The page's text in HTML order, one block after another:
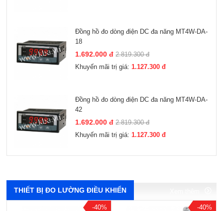
Đồng hồ đo dòng điện DC đa năng MT4W-DA-
18
1.692.000 đ 2.819.300 đ
Khuyến mãi trị giá: 1.127.300 đ
Đồng hồ đo dòng điện DC đa năng MT4W-DA-
42
1.692.000 đ 2.819.300 đ
Khuyến mãi trị giá: 1.127.300 đ
THIẾT BỊ ĐO LƯỜNG ĐIỀU KHIỂN
-40% -40%